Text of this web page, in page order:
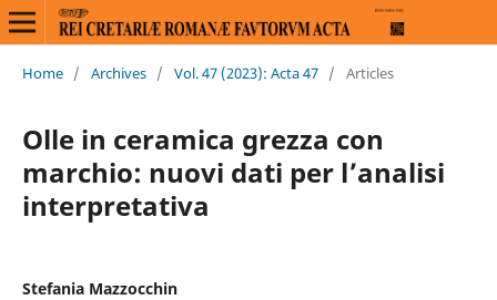
Home / Archives / Vol. 47 (2023): Acta 47 / Articles
Olle in ceramica grezza con
marchio: nuovi dati per l’analisi
interpretativa
Stefania Mazzocchin